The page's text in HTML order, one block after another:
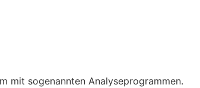
mit soge­nannten Analy­se­pro­grammen.